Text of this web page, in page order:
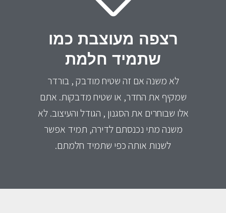
רצפה מעוצבת כמו
שתמיד חלמת
לא משנה אם זה שטיח מודבק , בורדר
שמקיף את החדר, או שטיח מדבקות. אתם
אלו שבוחרים את הסגנון , הגודל והעיצוב. לא
משנה מתי נכנסתם לדירה, תמיד אפשר
לשנות אותה כפי שתמיד חלמתם.